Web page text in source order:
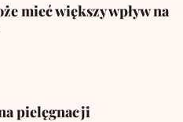
mieć większy wpływ na
pielęgnacji